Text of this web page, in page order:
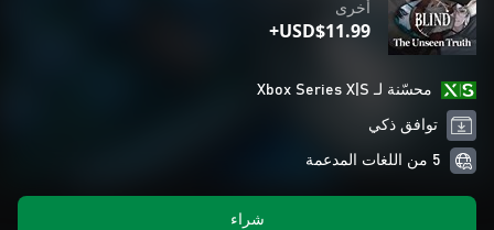
أخرى
USD$11.99+
محسّنة لـ Xbox Series X|S
توافق ذكي
5 من اللغات المدعمة
شراء